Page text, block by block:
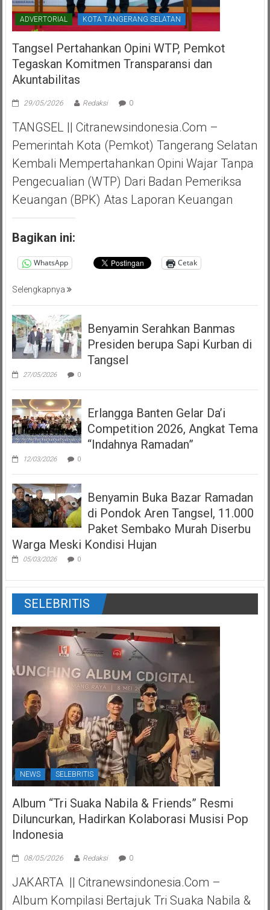
ADVERTORIAL KOTA TANGERANG SELATAN
Tangsel Pertahankan Opini WTP, Pemkot
Tegaskan Komitmen Transparansi dan
Akuntabilitas
29/05/2026 Redaksi 0
TANGSEL || Citranewsindonesia.com –
Pemerintah Kota (Pemkot) Tangerang Selatan
Kembali Mempertahankan Opini Wajar Tanpa
Pengecualian (WTP) Dari Badan Pemeriksa
Keuangan (BPK) Atas Laporan Keuangan
Bagikan ini:
WhatsApp Cetak
Selengkapnya
Benyamin Serahkan Banmas
Presiden berupa Sapi Kurban di
Tangsel
27/05/2026 0
Erlangga Banten Gelar Da’i
Competition 2026, Angkat Tema
“Indahnya Ramadan”
12/03/2026 0
Benyamin Buka Bazar Ramadan
di Pondok Aren Tangsel, 11.000
Paket Sembako Murah Diserbu
Warga Meski Kondisi Hujan
05/03/2026 0
SELEBRITIS
NEWS SELEBRITIS
Album “Tri Suaka Nabila & Friends” Resmi
Diluncurkan, Hadirkan Kolaborasi Musisi Pop
Indonesia
08/05/2026 Redaksi 0
JAKARTA || Citranewsindonesia.com –
Album Kompilasi Bertajuk Tri Suaka Nabila &